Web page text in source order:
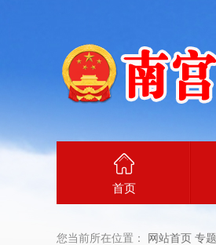
首页
您当前所在位置： 网站首页 专